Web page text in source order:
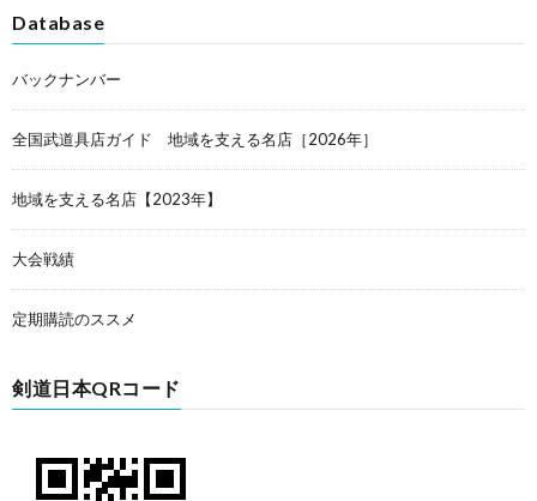
Database
バックナンバー
全国武道具店ガイド 地域を支える名店［2026年］
地域を支える名店【2023年】
大会戦績
定期購読のススメ
剣道日本QRコード